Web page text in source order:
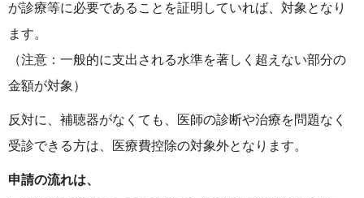
が診療等に必要であることを証明していれば、対象となり
ます。
（注意：一般的に支出される水準を著しく超えない部分の
金額が対象）
反対に、補聴器がなくても、医師の診断や治療を問題なく
受診できる方は、医療費控除の対象外となります。
申請の流れは、